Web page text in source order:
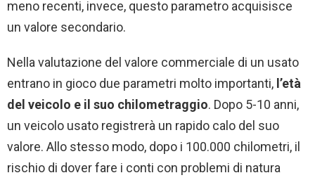
meno recenti, invece, questo parametro acquisisce
un valore secondario.
Nella valutazione del valore commerciale di un usato
entrano in gioco due parametri molto importanti, l’età
del veicolo e il suo chilometraggio. Dopo 5-10 anni,
un veicolo usato registrerà un rapido calo del suo
valore. Allo stesso modo, dopo i 100.000 chilometri, il
rischio di dover fare i conti con problemi di natura